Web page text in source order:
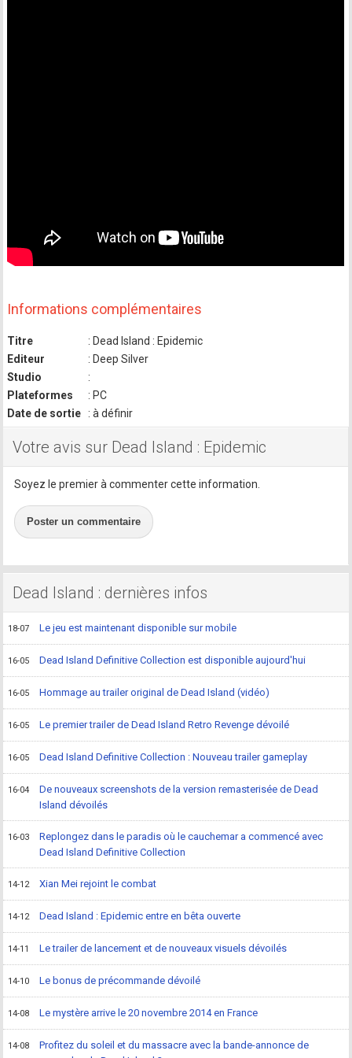
Informations complémentaires
Titre
: Dead Island : Epidemic
Editeur
: Deep Silver
Studio
:
Plateformes
: PC
Date de sortie
: à définir
Votre avis sur Dead Island : Epidemic
Soyez le premier à commenter cette information.
Poster un commentaire
Dead Island : dernières infos
18-07 Le jeu est maintenant disponible sur mobile
16-05 Dead Island Definitive Collection est disponible aujourd'hui
16-05 Hommage au trailer original de Dead Island (vidéo)
16-05 Le premier trailer de Dead Island Retro Revenge dévoilé
16-05 Dead Island Definitive Collection : Nouveau trailer gameplay
16-04
De nouveaux screenshots de la version remasterisée de Dead
Island dévoilés
16-03
Replongez dans le paradis où le cauchemar a commencé avec
Dead Island Definitive Collection
14-12 Xian Mei rejoint le combat
14-12 Dead Island : Epidemic entre en bêta ouverte
14-11 Le trailer de lancement et de nouveaux visuels dévoilés
14-10 Le bonus de précommande dévoilé
14-08 Le mystère arrive le 20 novembre 2014 en France
14-08
Profitez du soleil et du massacre avec la bande-annonce de